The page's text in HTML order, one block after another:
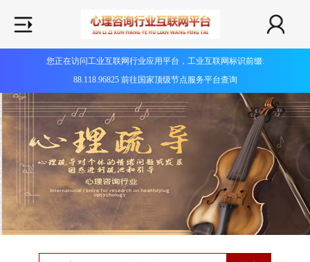
您正在访问工业互联网行业应用平台，工业互联网标识前缀:
88.118.96825 前往国家顶级节点服务平台查询